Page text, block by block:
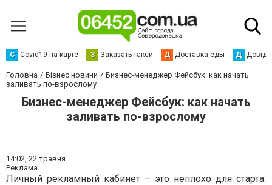
С Сovid19 на карте З Заказать такси Д Доставка еды Д
Головна Бізнес новини
Бизнес-менеджер Фейсбук: как начать
заливать по-взрослому
Бизнес-менеджер Фейсбук: как начать
заливать по-взрослому
14:02, 22 травня
Реклама
Личный рекламный кабинет – это неплохо для старта.